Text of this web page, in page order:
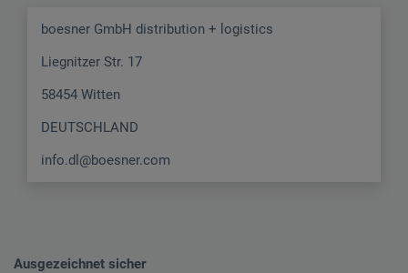
boesner GmbH distribution + logistics
Liegnitzer Str. 17
58454 Witten
DEUTSCHLAND
info.dl@boesner.com
Ausgezeichnet sicher